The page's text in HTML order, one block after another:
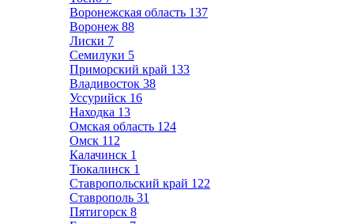
Воронежская область 137
Воронеж 88
Лиски 7
Семилуки 5
Приморский край 133
Владивосток 38
Уссурийск 16
Находка 13
Омская область 124
Омск 112
Калачинск 1
Тюкалинск 1
Ставропольский край 122
Ставрополь 31
Пятигорск 8